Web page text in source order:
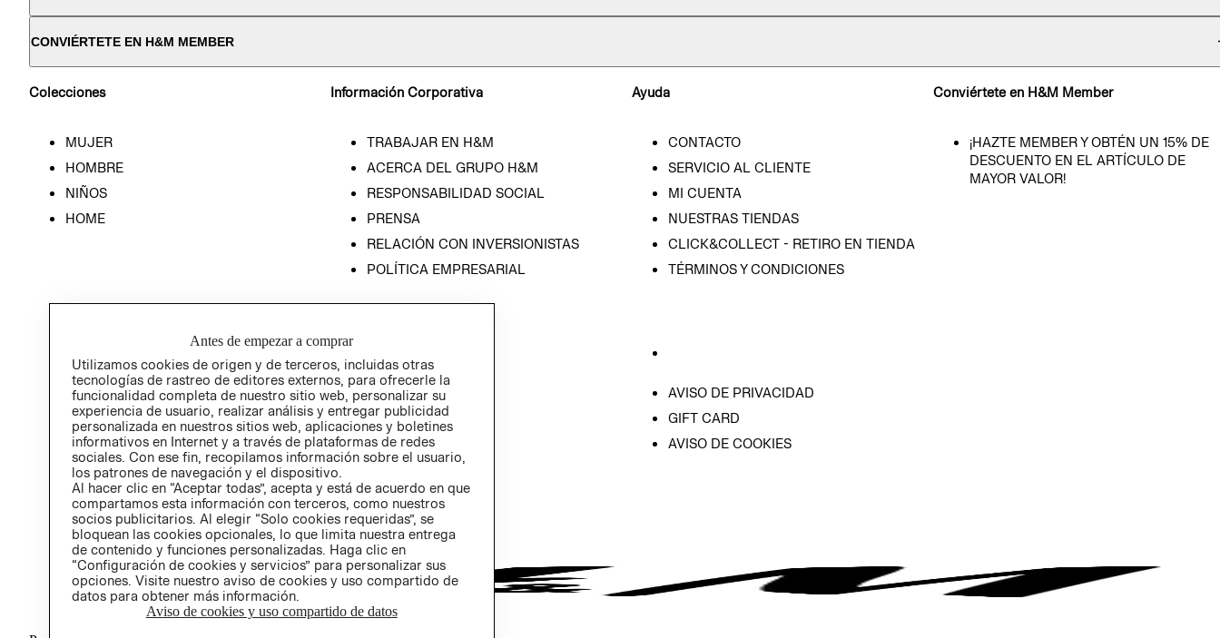
CONVIÉRTETE EN H&M MEMBER
Colecciones
MUJER
HOMBRE
NIÑOS
HOME
Información Corporativa
TRABAJAR EN H&M
ACERCA DEL GRUPO H&M
RESPONSABILIDAD SOCIAL
PRENSA
RELACIÓN CON INVERSIONISTAS
POLÍTICA EMPRESARIAL
Ayuda
CONTACTO
SERVICIO AL CLIENTE
MI CUENTA
NUESTRAS TIENDAS
CLICK&COLLECT - RETIRO EN TIENDA
TÉRMINOS Y CONDICIONES
AVISO DE PRIVACIDAD
GIFT CARD
AVISO DE COOKIES
Conviértete en H&M Member
¡HAZTE MEMBER Y OBTÉN UN 15% DE
DESCUENTO EN EL ARTÍCULO DE
MAYOR VALOR!
Antes de empezar a comprar
Utilizamos cookies de origen y de terceros, incluidas otras
tecnologías de rastreo de editores externos, para ofrecerle la
funcionalidad completa de nuestro sitio web, personalizar su
experiencia de usuario, realizar análisis y entregar publicidad
personalizada en nuestros sitios web, aplicaciones y boletines
informativos en Internet y a través de plataformas de redes
sociales. Con ese fin, recopilamos información sobre el usuario,
los patrones de navegación y el dispositivo.
Al hacer clic en “Aceptar todas”, acepta y está de acuerdo en que
compartamos esta información con terceros, como nuestros
socios publicitarios. Al elegir “Solo cookies requeridas”, se
bloquean las cookies opcionales, lo que limita nuestra entrega
de contenido y funciones personalizadas. Haga clic en
“Configuración de cookies y servicios” para personalizar sus
opciones. Visite nuestro aviso de cookies y uso compartido de
datos para obtener más información.
Aviso de cookies y uso compartido de datos